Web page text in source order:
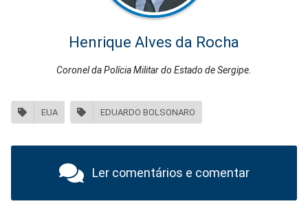
Henrique Alves da Rocha
Coronel da Polícia Militar do Estado de Sergipe.
EUA EDUARDO BOLSONARO
Ler comentários e comentar